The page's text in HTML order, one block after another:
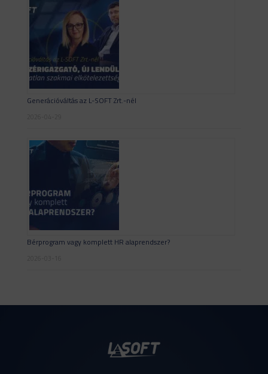
Generációváltás az L-SOFT Zrt.-nél
Bérprogram vagy komplett HR alaprendszer?